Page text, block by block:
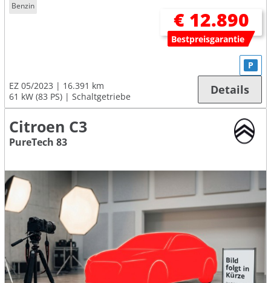
Benzin
€ 12.890
Bestpreisgarantie
EZ 05/2023
16.391 km
61 kW (83 PS)
Schaltgetriebe
P
Details
Citroen C3
PureTech 83